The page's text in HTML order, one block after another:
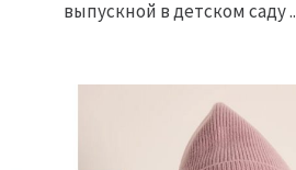
выпускной в детском саду